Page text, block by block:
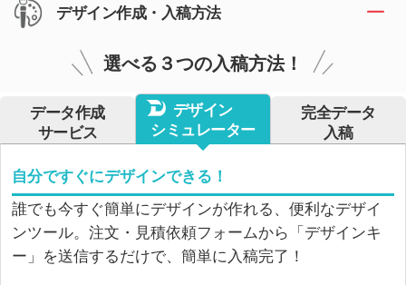
デザイン作成・入稿方法
選べる３つの入稿方法！
データ作成
サービス
デザイン
シミュレーター
完全データ
入稿
自分ですぐにデザインできる！
誰でも今すぐ簡単にデザインが作れる、便利なデザイ
ンツール。注文・見積依頼フォームから「デザインキ
ー」を送信するだけで、簡単に入稿完了！